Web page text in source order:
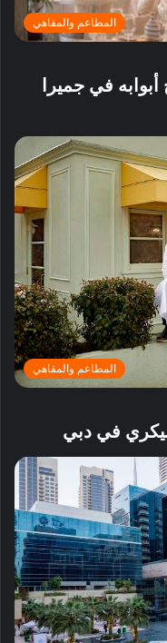
المطاعم والمقاهي
في جميرا
المطاعم والمقاهي
بيكري في دبي